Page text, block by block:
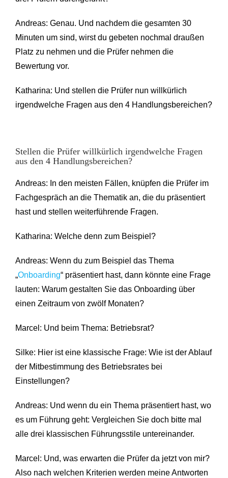
Andreas: Genau. Und nachdem die gesamten 30
Minuten um sind, wirst du gebeten nochmal draußen
Platz zu nehmen und die Prüfer nehmen die
Bewertung vor.
Katharina: Und stellen die Prüfer nun willkürlich
irgendwelche Fragen aus den 4 Handlungsbereichen?
Stellen die Prüfer willkürlich irgendwelche Fragen
aus den 4 Handlungsbereichen?
Andreas: In den meisten Fällen, knüpfen die Prüfer im
Fachgespräch an die Thematik an, die du präsentiert
hast und stellen weiterführende Fragen.
Katharina: Welche denn zum Beispiel?
Andreas: Wenn du zum Beispiel das Thema
„Onboarding“ präsentiert hast, dann könnte eine Frage
lauten: Warum gestalten Sie das Onboarding über
einen Zeitraum von zwölf Monaten?
Marcel: Und beim Thema: Betriebsrat?
Silke: Hier ist eine klassische Frage: Wie ist der Ablauf
der Mitbestimmung des Betriebsrates bei
Einstellungen?
Andreas: Und wenn du ein Thema präsentiert hast, wo
es um Führung geht: Vergleichen Sie doch bitte mal
alle drei klassischen Führungsstile untereinander.
Marcel: Und, was erwarten die Prüfer da jetzt von mir?
Also nach welchen Kriterien werden meine Antworten